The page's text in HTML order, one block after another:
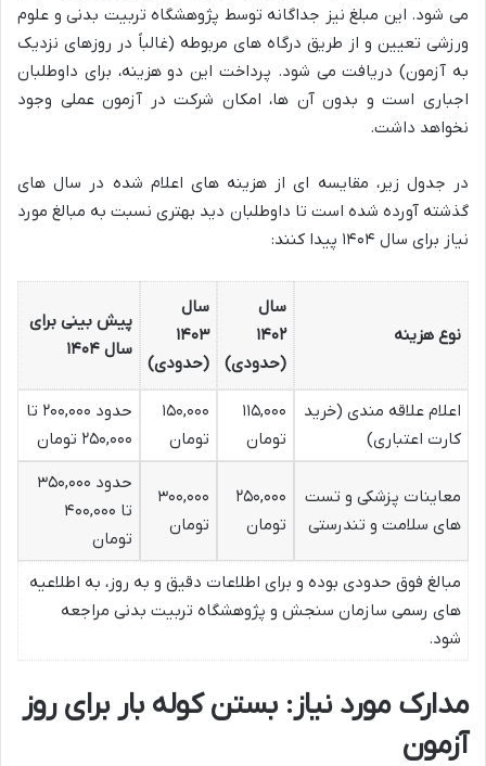
می شود. این مبلغ نیز جداگانه توسط پژوهشگاه تربیت بدنی و علوم
ورزشی تعیین و از طریق درگاه های مربوطه (غالباً در روزهای نزدیک
به آزمون) دریافت می شود. پرداخت این دو هزینه، برای داوطلبان
اجباری است و بدون آن ها، امکان شرکت در آزمون عملی وجود
نخواهد داشت.
در جدول زیر، مقایسه ای از هزینه های اعلام شده در سال های
گذشته آورده شده است تا داوطلبان دید بهتری نسبت به مبالغ مورد
نیاز برای سال ۱۴۰۴ پیدا کنند:
نوع هزینه
سال
۱۴۰۲
(حدودی)
سال
۱۴۰۳
(حدودی)
پیش بینی برای
سال ۱۴۰۴
اعلام علاقه مندی (خرید
کارت اعتباری)
۱۱۵,۰۰۰
تومان
۱۵۰,۰۰۰
تومان
حدود ۲۰۰,۰۰۰ تا
۲۵۰,۰۰۰ تومان
معاینات پزشکی و تست
های سلامت و تندرستی
۲۵۰,۰۰۰
تومان
۳۰۰,۰۰۰
تومان
حدود ۳۵۰,۰۰۰
تا ۴۰۰,۰۰۰
تومان
مبالغ فوق حدودی بوده و برای اطلاعات دقیق و به روز، به اطلاعیه
های رسمی سازمان سنجش و پژوهشگاه تربیت بدنی مراجعه
شود.
مدارک مورد نیاز: بستن کوله بار برای روز
آزمون